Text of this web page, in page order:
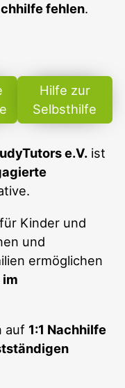
fehlen.
Hilfe zur
Selbsthilfe
e.V. ist
für Kinder und
und
ermöglichen
auf 1:1 Nachhilfe